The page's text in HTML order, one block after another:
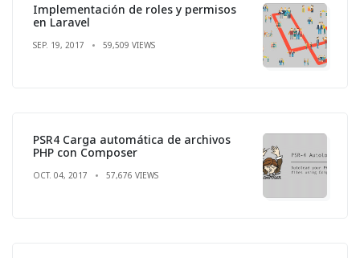
Implementación de roles y permisos
en Laravel
SEP. 19, 2017 59,509 VIEWS
PSR4 Carga automática de archivos
PHP con Composer
OCT. 04, 2017 57,676 VIEWS